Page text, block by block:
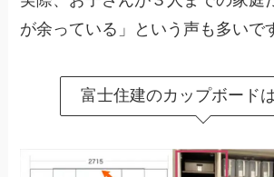
が余っている」という声も多いで
富士住建のカップボード